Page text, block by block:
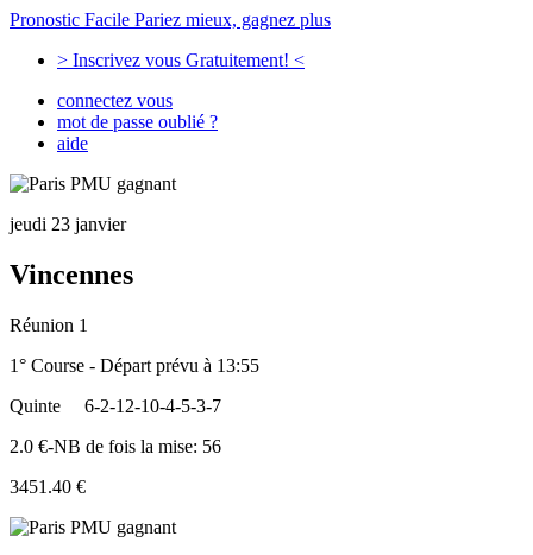
Pronostic Facile Pariez mieux, gagnez plus
> Inscrivez vous Gratuitement! <
connectez vous
mot de passe oublié ?
aide
jeudi 23 janvier
Vincennes
Réunion 1
1° Course - Départ prévu à 13:55
Quinte
6-2-12-10-4-5-3-7
2.0 €-NB de fois la mise: 56
3451.40 €